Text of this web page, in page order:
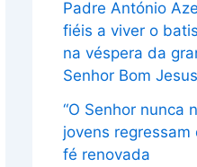
Padre António
fiéis a viver o
na véspera da
Senhor Bom Jesus
“O Senhor nunca
jovens regressam
fé renovada